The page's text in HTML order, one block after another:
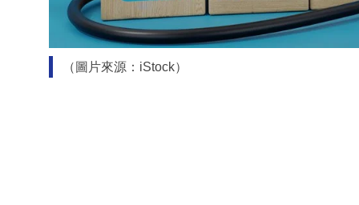
（圖片來源：iStock）